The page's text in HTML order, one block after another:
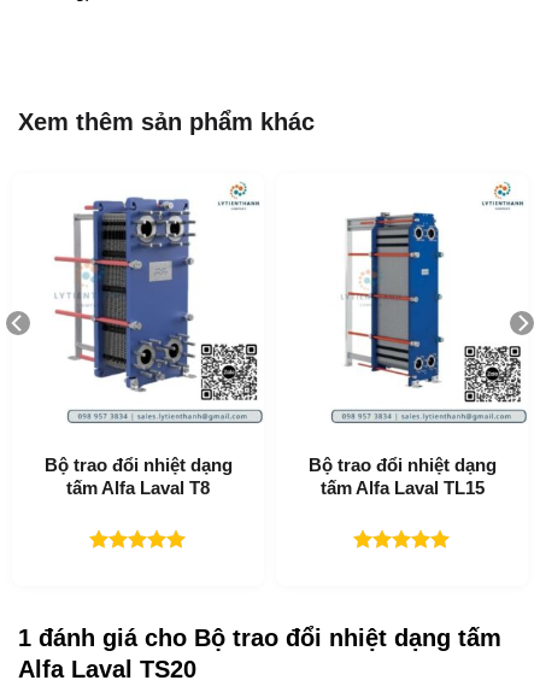
Xem thêm sản phẩm khác
Bộ trao đổi nhiệt dạng
tấm Alfa Laval T8
Bộ trao đổi nhiệt dạng
tấm Alfa Laval TL15
1 đánh giá cho Bộ trao đổi nhiệt dạng tấm
Alfa Laval TS20